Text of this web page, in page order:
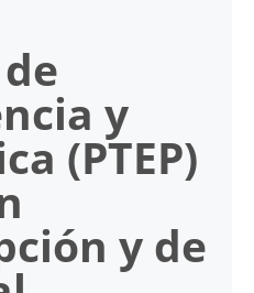
y
(PTEP)
y de